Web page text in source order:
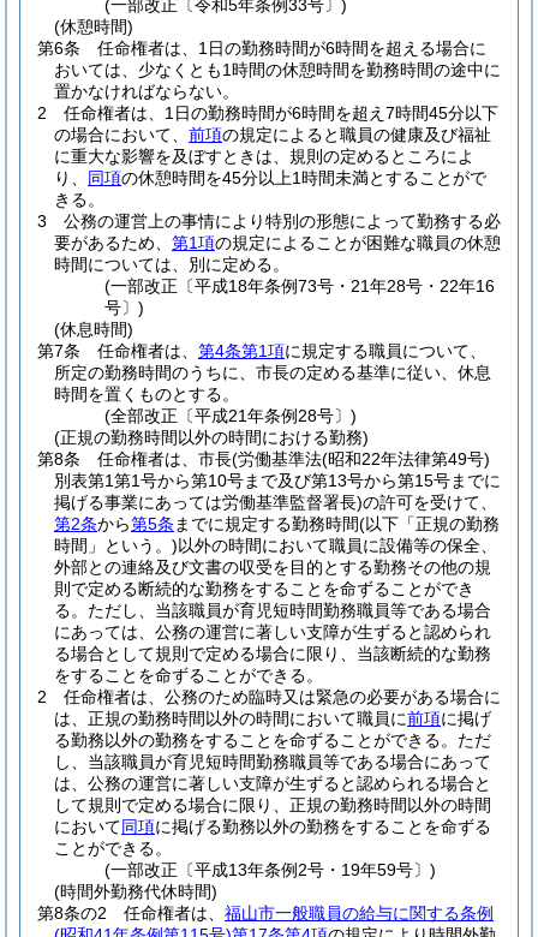
(一部改正〔令和5年条例33号〕)
(休憩時間)
第6条
任命権者は、1日の勤務時間が6時間を超える場合に
おいては、少なくとも1時間の休憩時間を勤務時間の途中に
置かなければならない。
2
任命権者は、1日の勤務時間が6時間を超え7時間45分以下
の場合において、 前項の規定によると職員の健康及び福祉
に重大な影響を及ぼすときは、規則の定めるところによ
り、 同項の休憩時間を45分以上1時間未満とすることがで
きる。
3
公務の運営上の事情により特別の形態によって勤務する必
要があるため、 第1項の規定によることが困難な職員の休憩
時間については、別に定める。
(一部改正〔平成18年条例73号・21年28号・22年16
号〕)
(休息時間)
第7条
任命権者は、 第4条第1項に規定する職員について、
所定の勤務時間のうちに、市長の定める基準に従い、休息
時間を置くものとする。
(全部改正〔平成21年条例28号〕)
(正規の勤務時間以外の時間における勤務)
第8条
任命権者は、市長(労働基準法(昭和22年法律第49号)
別表第1第1号から第10号まで及び第13号から第15号までに
掲げる事業にあっては労働基準監督署長)の許可を受けて、
第2条から第5条 までに規定する勤務時間(以下「正規の勤務
時間」という。)以外の時間において職員に設備等の保全、
外部との連絡及び文書の収受を目的とする勤務その他の規
則で定める断続的な勤務をすることを命ずることができ
る。 ただし、当該職員が育児短時間勤務職員等である場合
にあっては、公務の運営に著しい支障が生ずると認められ
る場合として規則で定める場合に限り、当該断続的な勤務
をすることを命ずることができる。
2
任命権者は、公務のため臨時又は緊急の必要がある場合に
は、正規の勤務時間以外の時間において職員に前項に掲げ
る勤務以外の勤務をすることを命ずることができる。 ただ
し、当該職員が育児短時間勤務職員等である場合にあって
は、公務の運営に著しい支障が生ずると認められる場合と
して規則で定める場合に限り、正規の勤務時間以外の時間
において同項に掲げる勤務以外の勤務をすることを命ずる
ことができる。
(一部改正〔平成13年条例2号・19年59号〕)
(時間外勤務代休時間)
第8条の2
任命権者は、 福山市一般職員の給与に関する条例